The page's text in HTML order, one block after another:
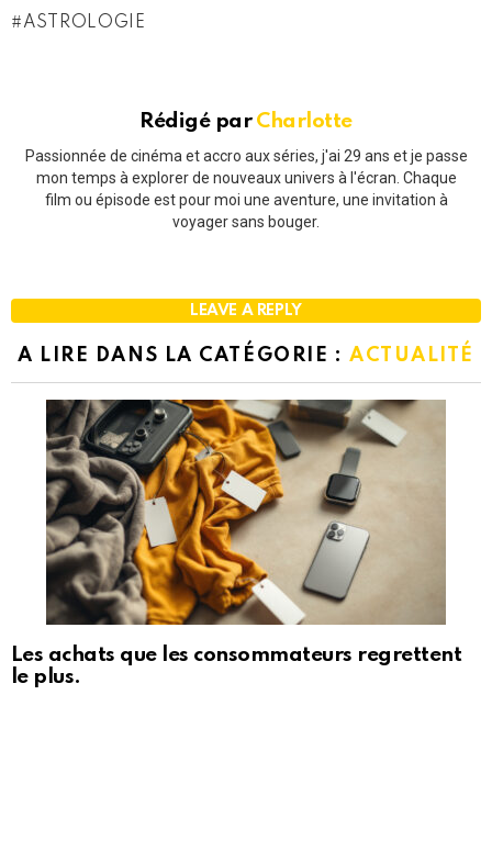
ASTROLOGIE
Rédigé par Charlotte
Passionnée de cinéma et accro aux séries, j'ai 29 ans et je passe
mon temps à explorer de nouveaux univers à l'écran. Chaque
film ou épisode est pour moi une aventure, une invitation à
voyager sans bouger.
LEAVE A REPLY
A LIRE DANS LA CATÉGORIE : ACTUALITÉ
Les achats que les consommateurs regrettent
le plus.